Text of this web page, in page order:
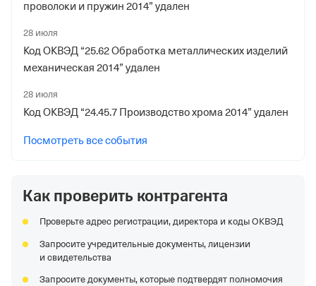
проволоки и пружин 2014” удален
28 июля
Код ОКВЭД “25.62 Обработка металлических изделий
механическая 2014” удален
28 июля
Код ОКВЭД “24.45.7 Производство хрома 2014” удален
Посмотреть все события
Как проверить контрагента
Проверьте адрес регистрации, директора и коды ОКВЭД
Запросите учредительные документы, лицензии
и свидетельства
Запросите документы, которые подтвердят полномочия